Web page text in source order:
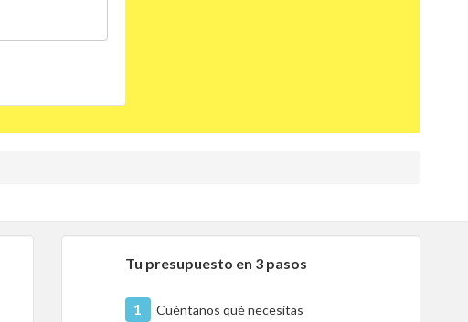
Tu presupuesto en 3 pasos
1 Cuéntanos qué necesitas